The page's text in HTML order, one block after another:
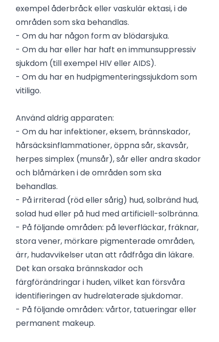
exempel åderbråck eller vaskulär ektasi, i de
områden som ska behandlas.
- Om du har någon form av blödarsjuka.
- Om du har eller har haft en immunsuppressiv
sjukdom (till exempel HIV eller AIDS).
- Om du har en hudpigmenteringssjukdom som
vitiligo.
Använd aldrig apparaten:
- Om du har infektioner, eksem, brännskador,
hårsäcksinflammationer, öppna sår, skavsår,
herpes simplex (munsår), sår eller andra skador
och blåmärken i de områden som ska
behandlas.
- På irriterad (röd eller sårig) hud, solbränd hud,
solad hud eller på hud med artificiell-solbränna.
- På följande områden: på leverfläckar, fräknar,
stora vener, mörkare pigmenterade områden,
ärr, hudavvikelser utan att rådfråga din läkare.
Det kan orsaka brännskador och
färgförändringar i huden, vilket kan försvåra
identifieringen av hudrelaterade sjukdomar.
- På följande områden: vårtor, tatueringar eller
permanent makeup.